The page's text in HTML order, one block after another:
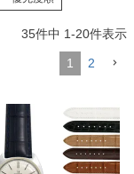
35件中 1-20件表示
1 2